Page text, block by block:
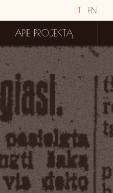
LT EN
APIE PROJEKTĄ